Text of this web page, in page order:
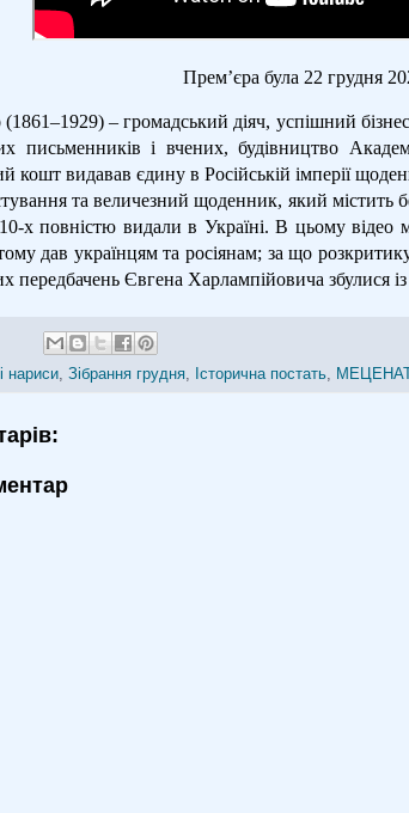
Прем’єра була 22 грудня
– громадський діяч, успішний
письменників і вчених, будівництво
кошт видавав єдину в Російській імперії
та величезний щоденник, який містить
х повністю видали в Україні. В цьому відео
дав українцям та росіянам; за що
передбачень Євгена Харлампійовича збулися
нариси Зібрання грудня Історична постать